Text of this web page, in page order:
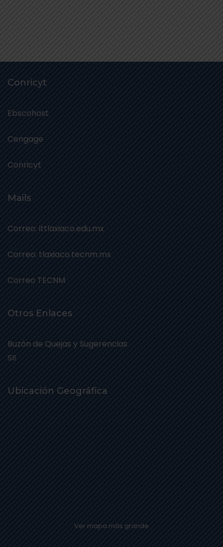
Conricyt
Ebscohost
Cengage
Conricyt
Mails
Correo: ittlaxiaco.edu.mx
Correo: tlaxiaco.tecnm.mx
Correo TECNM
Otros Enlaces
Buzón de Quejas y Sugerencias
SII
Ubicación Geográfica
Ver mapa más grande